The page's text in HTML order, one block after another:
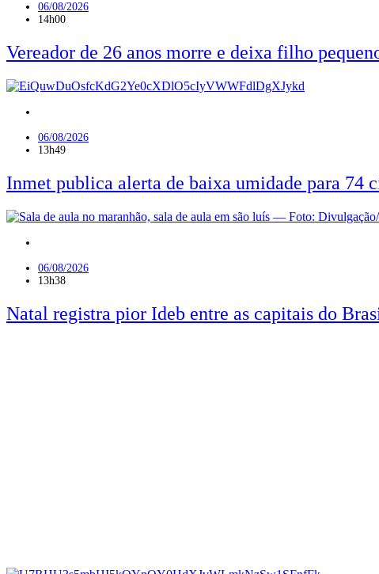
06/08/2026
14h00
Vereador de 26 anos morre e deixa filho
06/08/2026
13h49
Inmet publica alerta de baixa umidade para 74
06/08/2026
13h38
Natal registra pior Ideb entre as capitais do